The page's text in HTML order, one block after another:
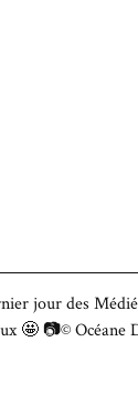
jour des
🤩 📷© Océane